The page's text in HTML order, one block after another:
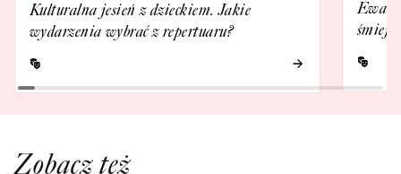
Kulturalna jesień z dzieckiem. Jakie
wydarzenia wybrać z repertuaru?
Ewa
śmieje
Zobacz też